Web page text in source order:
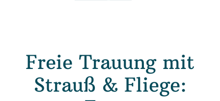
Freie Trauung mit
Strauß & Fliege: